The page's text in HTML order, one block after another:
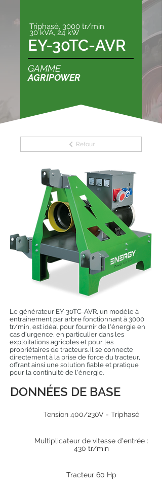
Triphasé, 3000 tr/min
30 kVA, 24 kW
EY-30TC-AVR
GAMME
AGRIPOWER
Retour
Le générateur EY-30TC-AVR, un modèle à
entraînement par arbre fonctionnant à 3000
tr/min, est idéal pour fournir de l'énergie en
cas d'urgence, en particulier dans les
exploitations agricoles et pour les
propriétaires de tracteurs. Il se connecte
directement à la prise de force du tracteur,
offrant ainsi une solution fiable et pratique
pour la continuité de l'énergie.
DONNÉES DE BASE
Tension 400/230V - Triphasé
Multiplicateur de vitesse d'entrée :
430 tr/min
Tracteur 60 Hp